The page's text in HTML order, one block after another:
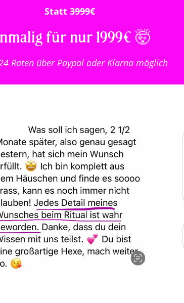
Statt 3999€
für nur 1999€ 🤯
Raten über Paypal oder Klarna möglich